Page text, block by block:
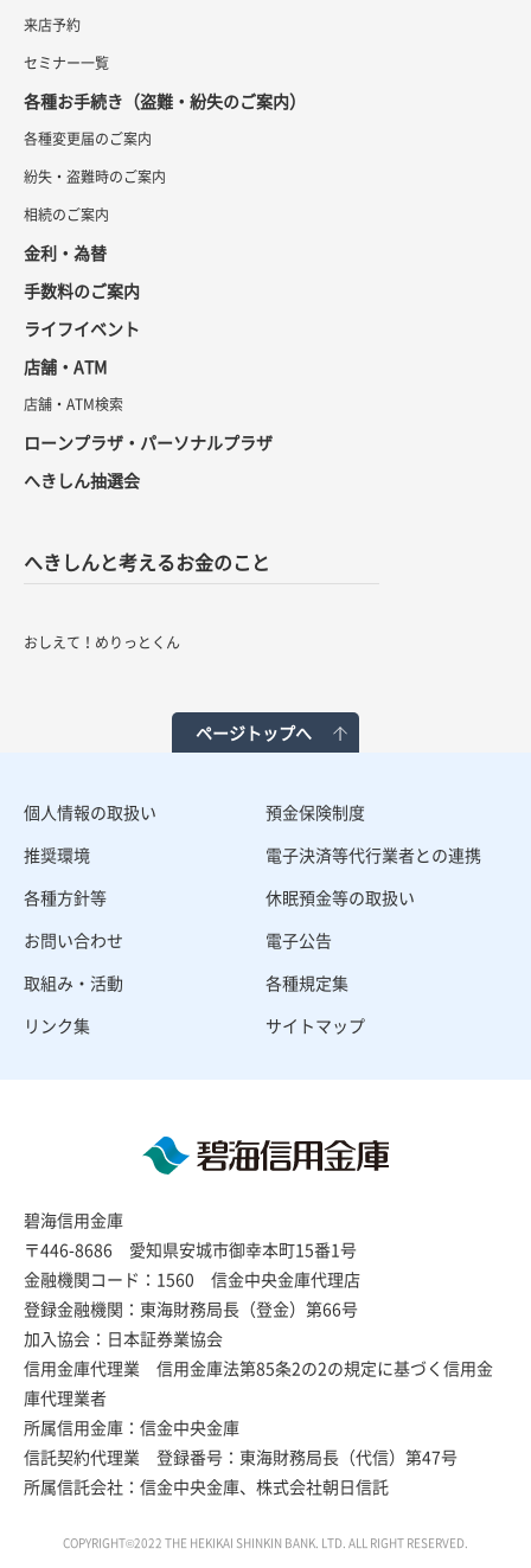
来店予約
セミナー一覧
各種お手続き（盗難・紛失のご案内）
各種変更届のご案内
紛失・盗難時のご案内
相続のご案内
金利・為替
手数料のご案内
ライフイベント
店舗・ATM
店舗・ATM検索
ローンプラザ・パーソナルプラザ
へきしん抽選会
へきしんと考えるお金のこと
おしえて！めりっとくん
ページトップへ
個人情報の取扱い
預金保険制度
推奨環境
電子決済等代行業者との連携
各種方針等
休眠預金等の取扱い
お問い合わせ
電子公告
取組み・活動
各種規定集
リンク集
サイトマップ
碧海信用金庫
〒446-8686 愛知県安城市御幸本町15番1号
金融機関コード：1560 信金中央金庫代理店
登録金融機関：東海財務局長（登金）第66号
加入協会：日本証券業協会
信用金庫代理業 信用金庫法第85条2の2の規定に基づく信用金
庫代理業者
所属信用金庫：信金中央金庫
信託契約代理業 登録番号：東海財務局長（代信）第47号
所属信託会社：信金中央金庫、株式会社朝日信託
COPYRIGHT©2022 THE HEKIKAI SHINKIN BANK. LTD. ALL RIGHT RESERVED.